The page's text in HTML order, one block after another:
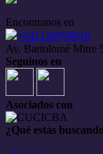
Encontranos en
+541138799019
Av. Bartolomé Mitre
Seguinos en
Asociados con
¿Qué estás